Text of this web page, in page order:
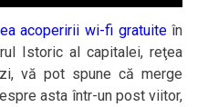
acoperirii wi-fi gratuiteîn
Istoric al capitalei, reţea
vă pot spune că merge
asta într-un post viitor,